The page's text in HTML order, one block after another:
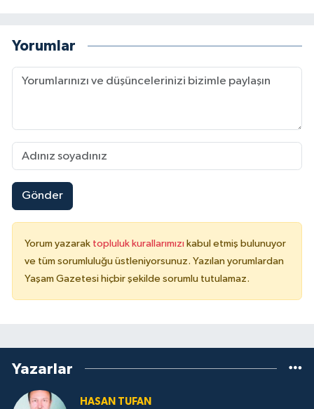
Yorumlar
Gönder
Yorum yazarak topluluk kurallarımızı kabul etmiş bulunuyor
ve tüm sorumluluğu üstleniyorsunuz. Yazılan yorumlardan
Yaşam Gazetesi hiçbir şekilde sorumlu tutulamaz.
Yazarlar
HASAN TUFAN